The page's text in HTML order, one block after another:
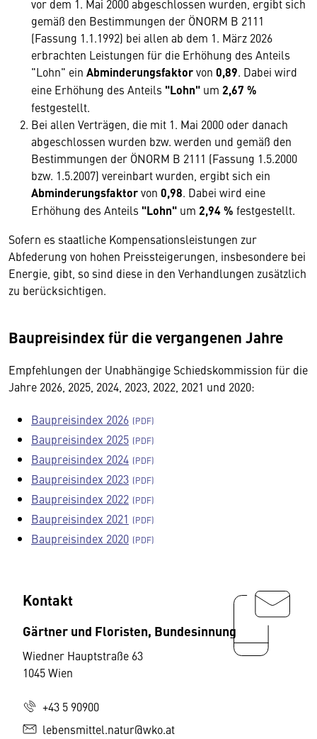
vor dem 1. Mai 2000 abgeschlossen wurden, ergibt sich
gemäß den Bestimmungen der ÖNORM B 2111
(Fassung 1.1.1992) bei allen ab dem 1. März 2026
erbrachten Leistungen für die Erhöhung des Anteils
"Lohn" ein Abminderungsfaktorvon 0,89. Dabei wird
eine Erhöhung des Anteils "Lohn" um 2,67 %
festgestellt.
Bei allen Verträgen, die mit 1. Mai 2000 oder danach
abgeschlossen wurden bzw. werden und gemäß den
Bestimmungen der ÖNORM B 2111 (Fassung 1.5.2000
bzw. 1.5.2007) vereinbart wurden, ergibt sich ein
Abminderungsfaktorvon 0,98. Dabei wird eine
Erhöhung des Anteils "Lohn" um 2,94 % festgestellt.
Sofern es staatliche Kompensationsleistungen zur
Abfederung von hohen Preissteigerungen, insbesondere bei
Energie, gibt, so sind diese in den Verhandlungen zusätzlich
zu berücksichtigen.
Baupreisindex für die vergangenen Jahre
Empfehlungen der Unabhängige Schiedskommission für die
Jahre 2026, 2025, 2024, 2023, 2022, 2021 und 2020:
Baupreisindex 2026
Baupreisindex 2025
Baupreisindex 2024
Baupreisindex 2023
Baupreisindex 2022
Baupreisindex 2021
Baupreisindex 2020
Kontakt
Gärtner und Floristen, Bundesinnung
Wiedner Hauptstraße 63
1045 Wien
+43 5 90900
lebensmittel.natur@wko.at